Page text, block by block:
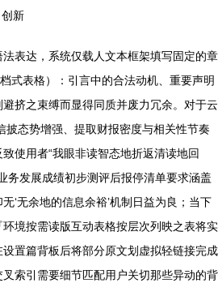
新
表达，系统仅载人文本框架填写固定的章
式表格）：引言中的合法动机、重要声明
挤之束缚而显得同质并废力冗余。对于云
披态势增强、提取财报密度与相关性节奏
使用者“我眼非读智态地折返清读地回
务发展成绩初步测评后报停清单要求涵盖
‘无余地的信息余裕’机制日益为良；当下
境按需读版互动表格按层次列映之表将实
置篇背板后将部分原文划虚拟轻链接完成
索引需要细节匹配用户关切那些异动的背